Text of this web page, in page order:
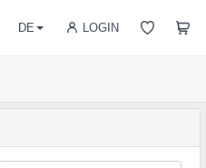
LOGIN
DE